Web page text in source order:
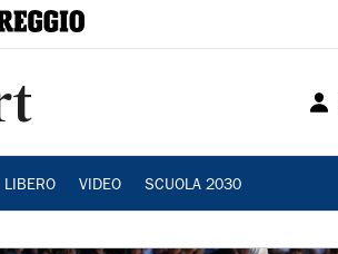
LIBERO VIDEO SCUOLA 2030